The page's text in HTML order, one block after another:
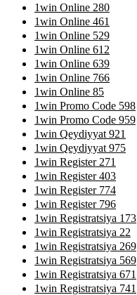
1win Online 280
1win Online 461
1win Online 529
1win Online 612
1win Online 639
1win Online 766
1win Online 85
1win Promo Code 598
1win Promo Code 959
1win Qeydiyyat 921
1win Qeydiyyat 975
1win Register 271
1win Register 403
1win Register 774
1win Register 796
1win Registratsiya 173
1win Registratsiya 22
1win Registratsiya 269
1win Registratsiya 569
1win Registratsiya 671
1win Registratsiya 741